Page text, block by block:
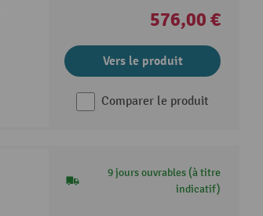
576,00 €
Vers le produit
Comparer le produit
9 jours ouvrables (à titre
indicatif)